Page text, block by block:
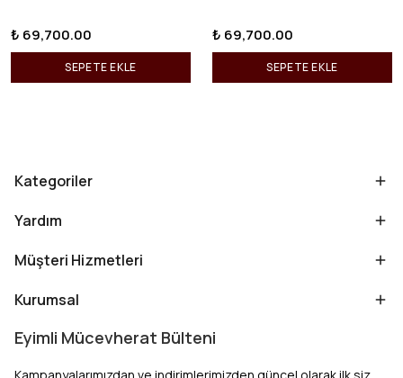
₺ 69,700.00
SEPETE EKLE
₺ 69,700.00
SEPETE EKLE
Kategoriler
Yardım
Müşteri Hizmetleri
Kurumsal
Eyimli Mücevherat Bülteni